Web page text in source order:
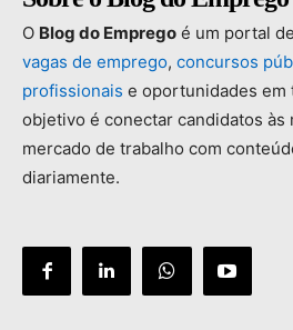
O Blog do Emprego é um portal
vagas de emprego, concursos
profissionais e oportunidades em
objetivo é conectar candidatos às
mercado de trabalho com
diariamente.